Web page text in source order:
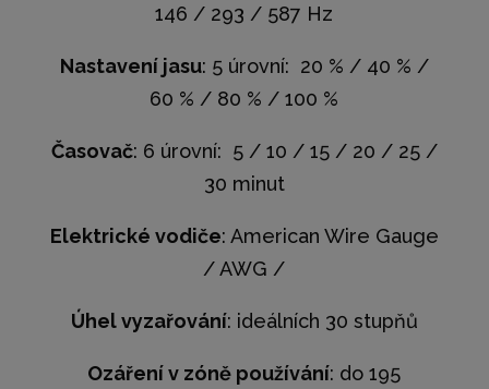
146 / 293 / 587 Hz
Nastavení jasu: 5 úrovní: 20 % / 40 % /
60 % / 80 % / 100 %
Časovač: 6 úrovní: 5 / 10 / 15 / 20 / 25 /
30 minut
Elektrické vodiče: American Wire Gauge
/ AWG /
Úhel vyzařování: ideálních 30 stupňů
Ozáření v zóně používání: do 195